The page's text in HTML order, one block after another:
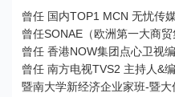
曾任 国内TOP1 MCN 无忧传
曾任SONAE（欧洲第一大商
曾任 香港NOW集团点心卫视
曾任 南方电视TVS2 主持人&
暨南大学新经济企业家班-暨大